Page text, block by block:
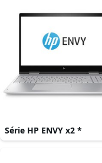
Série HP ENVY x2 *